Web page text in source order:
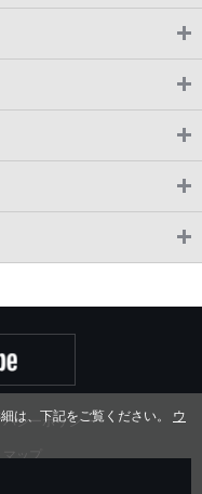
バシーポリシー
マップ
は、 下記をご覧ください。 ウ